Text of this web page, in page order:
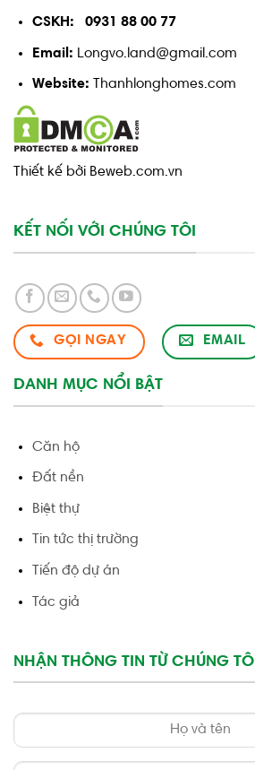
CSKH: 0931 88 00 77
Email: Longvo.land@gmail.com
Website: Thanhlonghomes.com
Thiết kế bởi Beweb.com.vn
KẾT NỐI VỚI CHÚNG TÔI
GỌI NGAY EMAIL
DANH MỤC NỔI BẬT
Căn hộ
Đất nền
Biệt thự
Tin tức thị trường
Tiến độ dự án
Tác giả
NHẬN THÔNG TIN TỪ CHÚNG TÔI